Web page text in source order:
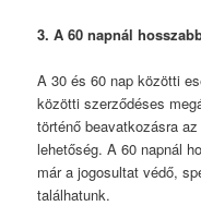
3. A 60 napnál
A 30 és 60 nap közötti
közötti szerződéses
történő beavatkozásra
lehetőség. A 60 napnál
már a jogosultat védő,
találhatunk.